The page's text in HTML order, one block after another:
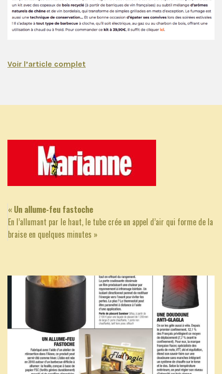
Voir l’article complet
« Un allume-feu fastoche
En l’allumant par le haut, le tube crée un appel d’air qui forme de la
braise en quelques minutes »